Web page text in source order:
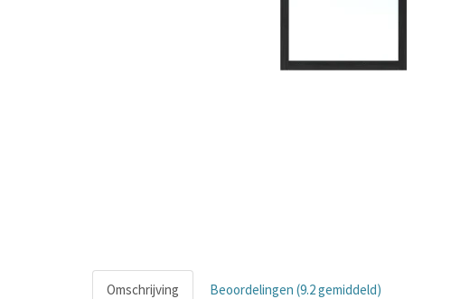
Omschrijving Beoordelingen (9.2 gemiddeld)